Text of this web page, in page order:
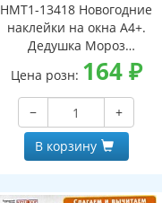
НМТ1-13418 Новогодние
наклейки на окна А4+.
Дедушка Мороз
(пластизоль,
многоразовые)
Цена розн: 164₽
−
+
В корзину